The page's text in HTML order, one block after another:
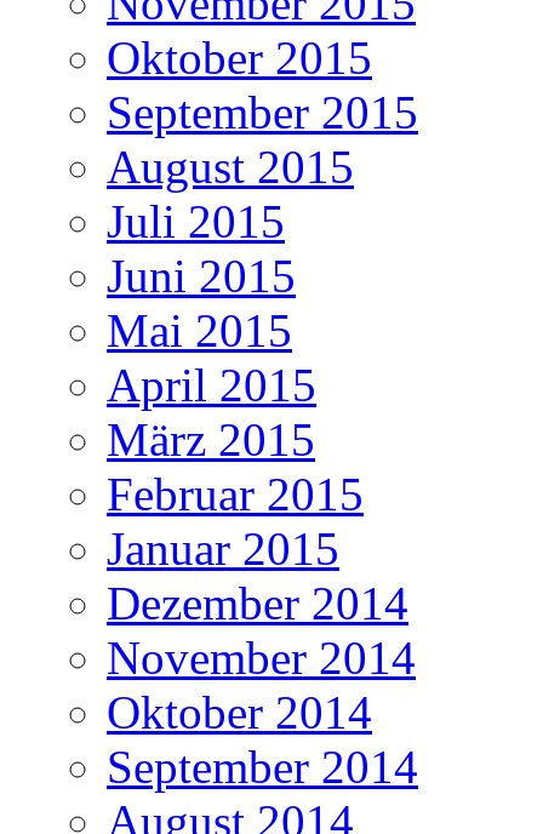
Oktober 2015
September 2015
August 2015
Juli 2015
Juni 2015
Mai 2015
April 2015
März 2015
Februar 2015
Januar 2015
Dezember 2014
November 2014
Oktober 2014
September 2014
August 2014